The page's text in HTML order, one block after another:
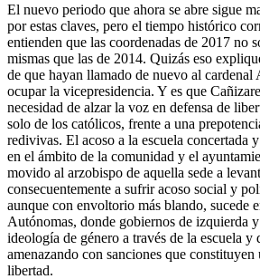
El nuevo periodo que ahora se abre sigue
por estas claves, pero el tiempo histórico
entienden que las coordenadas de 2017 no
mismas que las de 2014. Quizás eso
de que hayan llamado de nuevo al cardenal
ocupar la vicepresidencia. Y es que
necesidad de alzar la voz en defensa de
solo de los católicos, frente a una
redivivas. El acoso a la escuela concertada
en el ámbito de la comunidad y el
movido al arzobispo de aquella sede a
consecuentemente a sufrir acoso social y
aunque con envoltorio más blando, sucede
Autónomas, donde gobiernos de izquierda
ideología de género a través de la escuela
amenazando con sanciones que
libertad.